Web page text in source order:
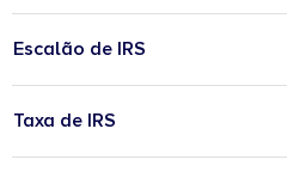
Escalão de IRS
Taxa de IRS